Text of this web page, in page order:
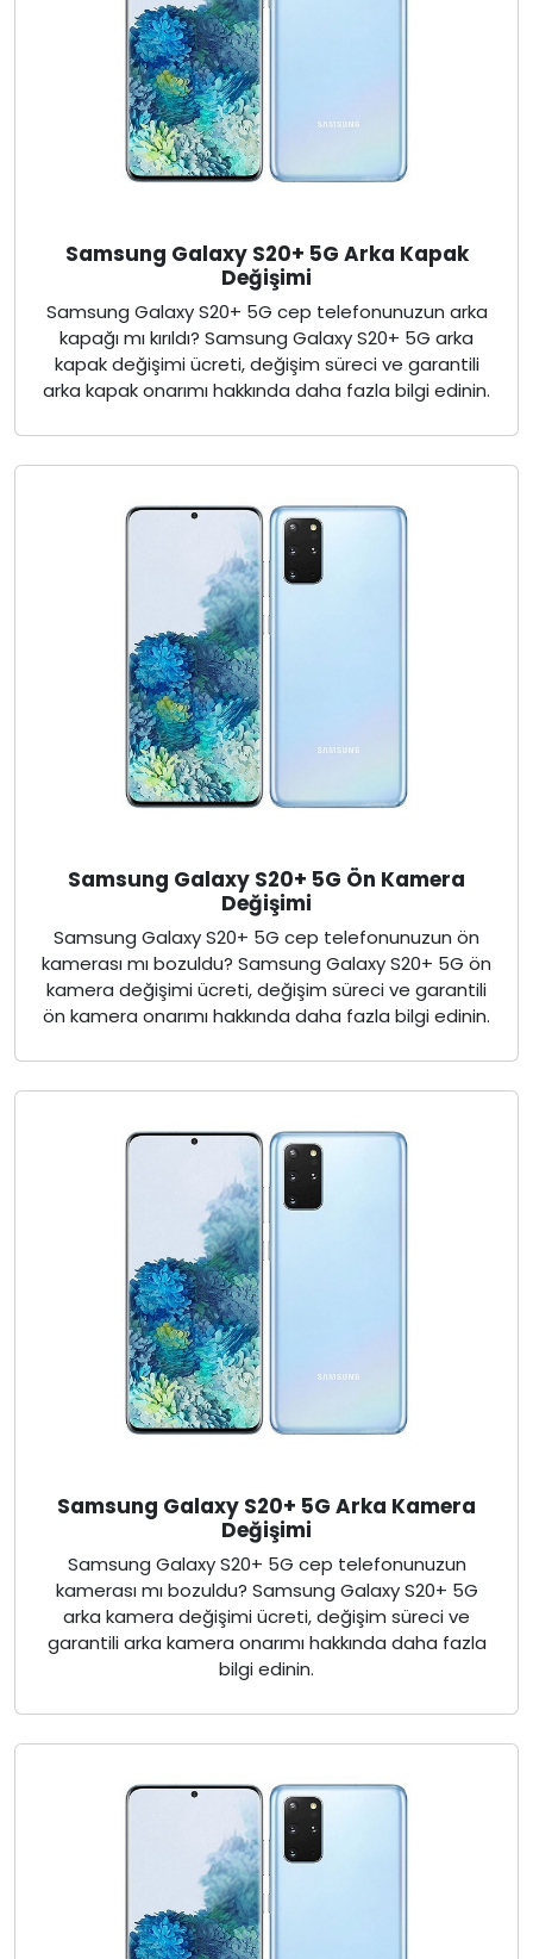
Samsung Galaxy S20+ 5G Arka Kapak
Değişimi
Samsung Galaxy S20+ 5G cep telefonunuzun arka
kapağı mı kırıldı? Samsung Galaxy S20+ 5G arka
kapak değişimi ücreti, değişim süreci ve garantili
arka kapak onarımı hakkında daha fazla bilgi edinin.
Samsung Galaxy S20+ 5G Ön Kamera
Değişimi
Samsung Galaxy S20+ 5G cep telefonunuzun ön
kamerası mı bozuldu? Samsung Galaxy S20+ 5G ön
kamera değişimi ücreti, değişim süreci ve garantili
ön kamera onarımı hakkında daha fazla bilgi edinin.
Samsung Galaxy S20+ 5G Arka Kamera
Değişimi
Samsung Galaxy S20+ 5G cep telefonunuzun
kamerası mı bozuldu? Samsung Galaxy S20+ 5G
arka kamera değişimi ücreti, değişim süreci ve
garantili arka kamera onarımı hakkında daha fazla
bilgi edinin.